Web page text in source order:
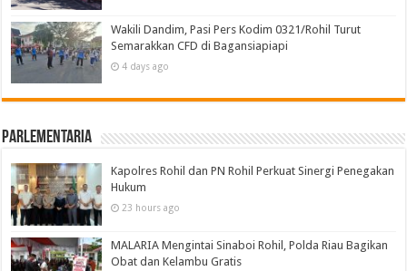
Wakili Dandim, Pasi Pers Kodim 0321/Rohil Turut
Semarakkan CFD di Bagansiapiapi
4 days ago
Parlementaria
Kapolres Rohil dan PN Rohil Perkuat Sinergi Penegakan
Hukum
23 hours ago
MALARIA Mengintai Sinaboi Rohil, Polda Riau Bagikan
Obat dan Kelambu Gratis